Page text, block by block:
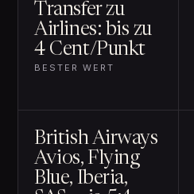
Transfer zu
Airlines: bis zu
4 Cent/Punkt
BESTER WERT
British Airways
Avios, Flying
Blue, Iberia,